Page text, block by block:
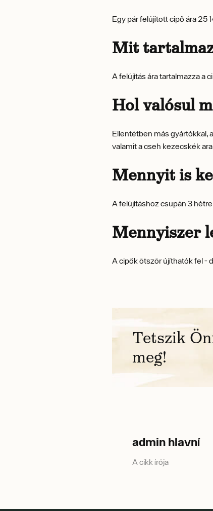
Egy pár felújított cipő ára 25
Mit
A felújítás ára tartalmazza a
Hol valósul
Ellentétben más gyártókkal,
valamit a cseh kezecskék
Mennyit is
A felújításhoz csupán 3
Mennyiszer
A cipők ötször újíthatók fel -
Tetszik
meg!
admin hlavní
A cikk írója